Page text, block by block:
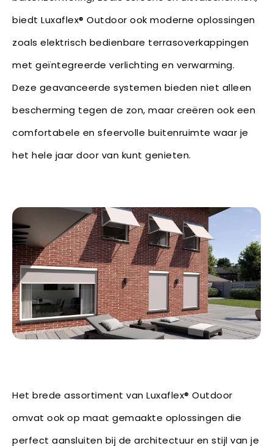
biedt Luxaflex® Outdoor ook moderne oplossingen
zoals elektrisch bedienbare terrasoverkappingen
met geïntegreerde verlichting en verwarming.
Deze geavanceerde systemen bieden niet alleen
bescherming tegen de zon, maar creëren ook een
comfortabele en sfeervolle buitenruimte waar je
het hele jaar door van kunt genieten.
Het brede assortiment van Luxaflex® Outdoor
omvat ook op maat gemaakte oplossingen die
perfect aansluiten bij de architectuur en stijl van je